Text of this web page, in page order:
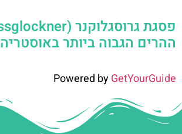
ההרים הגבוה ביותר באוסטריה
Powered byGetYourGuide